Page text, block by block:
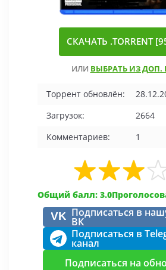
СКАЧАТЬ .TORRENT
ИЛИ ВЫБРАТЬ ИЗ ДОП.
Торрент обновлён:
Загрузок:
2664
Комментариев:
1
Общий балл: 3.0
VK Подписаться в
ВК
Подписаться в
канал
Подписаться на